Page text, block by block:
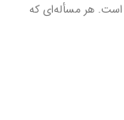
است. هر مسأله‌ای که